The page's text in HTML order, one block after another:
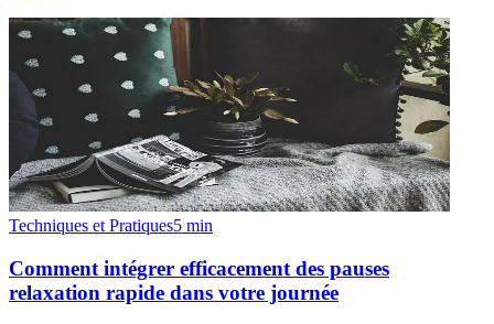
Techniques et Pratiques5 min
Comment intégrer efficacement des pauses
relaxation rapide dans votre journée